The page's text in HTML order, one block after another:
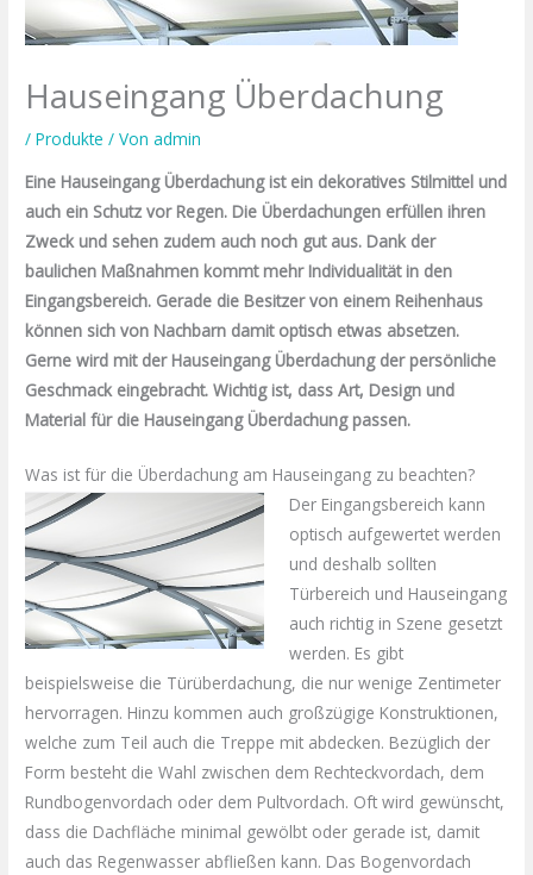
Hauseingang Überdachung
/Produkte / Vonadmin
Eine Hauseingang Überdachung ist ein dekoratives Stilmittel und
auch ein Schutz vor Regen. Die Überdachungen erfüllen ihren
Zweck und sehen zudem auch noch gut aus. Dank der
baulichen Maßnahmen kommt mehr Individualität in den
Eingangsbereich. Gerade die Besitzer von einem Reihenhaus
können sich von Nachbarn damit optisch etwas absetzen.
Gerne wird mit der Hauseingang Überdachung der persönliche
Geschmack eingebracht. Wichtig ist, dass Art, Design und
Material für die Hauseingang Überdachung passen.
Was ist für die Überdachung am Hauseingang zu beachten?
Der Eingangsbereich kann
optisch aufgewertet werden
und deshalb sollten
Türbereich und Hauseingang
auch richtig in Szene gesetzt
werden. Es gibt
beispielsweise die Türüberdachung, die nur wenige Zentimeter
hervorragen. Hinzu kommen auch großzügige Konstruktionen,
welche zum Teil auch die Treppe mit abdecken. Bezüglich der
Form besteht die Wahl zwischen dem Rechteckvordach, dem
Rundbogenvordach oder dem Pultvordach. Oft wird gewünscht,
dass die Dachfläche minimal gewölbt oder gerade ist, damit
auch das Regenwasser abfließen kann. Das Bogenvordach